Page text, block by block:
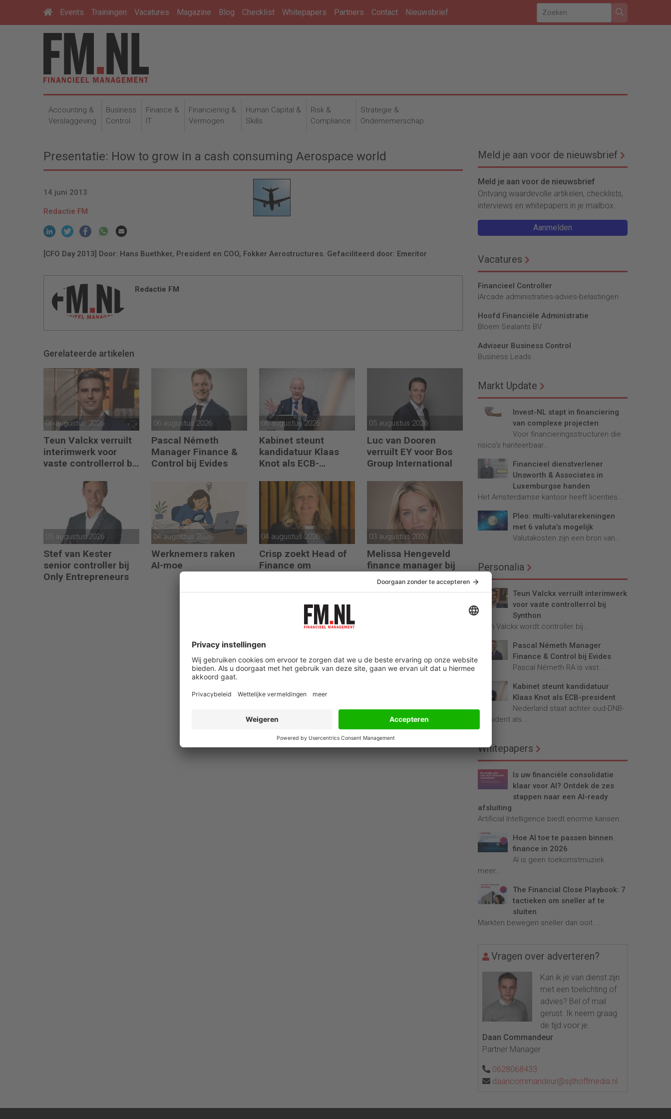
Events Trainingen Vacatures Magazine Blog Checklist Whitepapers Partners Contact Nieuwsbrief
Accounting &
Verslaggeving
Business
Control
Finance &
IT
Financiering &
Vermogen
Human Capital &
Skills
Risk &
Compliance
Strategie &
Ondernemerschap
Presentatie: How to grow in a cash consuming Aerospace world
14 juni 2013
Redactie FM
[CFO Day 2013] Door: Hans Buethker, President en COO, Fokker Aerostructures. Gefaciliteerd door: Emeritor
Redactie FM
Gerelateerde artikelen
06 augustus 2026
Teun Valckx verruilt
interimwerk voor
vaste controllerrol bij
06 augustus 2026
Pascal Németh
Manager Finance &
Control bij Evides
06 augustus 2026
Kabinet steunt
kandidatuur Klaas
Knot als ECB-
05 augustus 2026
Luc van Dooren
verruilt EY voor Bos
Group International
05 augustus 2026
Stef van Kester
senior controller bij
Only Entrepreneurs
04 augustus 2026
Werknemers raken
AI-moe
04 augustus 2026
Crisp zoekt Head of
Finance om
03 augustus 2026
Melissa Hengeveld
finance manager bij
Legal Mind
Meld je aan voor de nieuwsbrief
Meld je aan voor de nieuwsbrief
Ontvang waardevolle artikelen, checklists,
interviews en whitepapers in je mailbox.
Aanmelden
Vacatures
Financieel Controller
lArcade administraties-advies-belastingen
Hoofd Financiële Administratie
Bloem Sealants BV
Adviseur Business Control
Business Leads
Markt Update
Invest-NL stapt in financiering
van complexe projecten
Voor financieringsstructuren die
risico’s hanteerbaar...
Financieel dienstverlener
Unsworth & Associates in
Luxemburgse handen
Het Amsterdamse kantoor heeft licenties...
Pleo: multi-valutarekeningen
met 6 valuta’s mogelijk
Valutakosten zijn een bron van...
Personalia
Teun Valckx verruilt interimwerk
voor vaste controllerrol bij
Synthon
Teun Valckx wordt controller bij...
Pascal Németh Manager
Finance & Control bij Evides
Pascal Németh RA is vast...
Kabinet steunt kandidatuur
Klaas Knot als ECB-president
Nederland staat achter oud-DNB-
president als...
Whitepapers
Is uw financiële consolidatie
klaar voor AI? Ontdek de zes
stappen naar een AI-ready
afsluiting
Artificial Intelligence biedt enorme kansen...
Hoe AI toe te passen binnen
finance in 2026
AI is geen toekomstmuziek
meer...
The Financial Close Playbook: 7
tactieken om sneller af te
sluiten
Markten bewegen sneller dan ooit....
Vragen over adverteren?
Kan ik je van dienst zijn
met een toelichting of
advies? Bel of mail
gerust. Ik neem graag
de tijd voor je.
Daan Commandeur
Partner Manager
0628068433
daancommandeur@sijthoffmedia.nl